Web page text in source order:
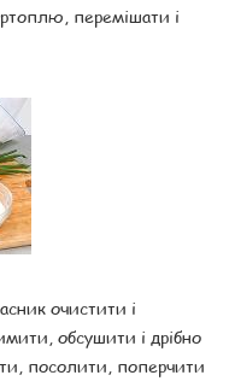
перемішати і
очистити і
обсушити і дрібно
посолити, поперчити